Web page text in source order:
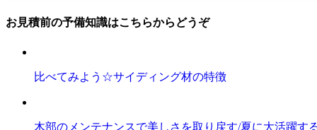
お見積前の予備知識はこちらからどうぞ
比べてみよう☆サイディング材の特徴
木部のメンテナンスで美しさを取り戻す/夏に大活躍す